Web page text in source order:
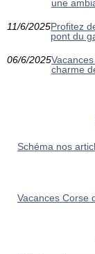
une
11/6/2025Profitez
pont du
06/6/2025
charme
Schéma nos
Vacances Corse